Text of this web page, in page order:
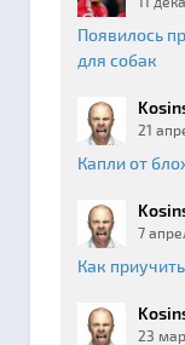
Появилось
для собак
21
Капли от
7
Как
23